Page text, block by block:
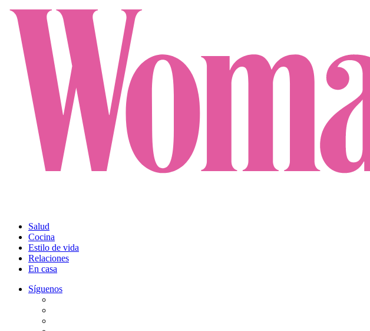
Salud
Cocina
Estilo de vida
Relaciones
En casa
Síguenos